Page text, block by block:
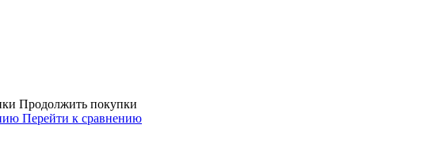
Продолжить покупки
Перейти к сравнению